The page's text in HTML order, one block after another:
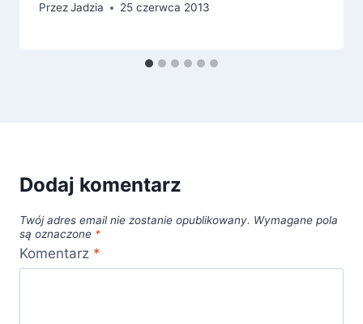
PrzezJadzia 25 czerwca 2013
Dodaj komentarz
Twój adres email nie zostanie opublikowany. Wymagane pola
są oznaczone *
Komentarz *